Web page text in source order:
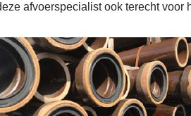
afvoerspecialist ook terecht voor